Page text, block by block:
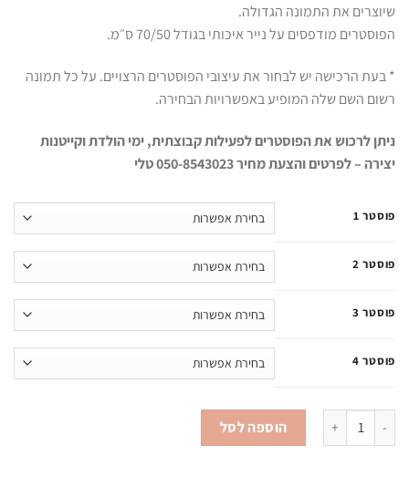
שיוצרים את התמונה הגדולה.
הפוסטרים מודפסים על נייר איכותי בגודל 70/50 ס״מ.
* בעת הרכישה יש לבחור את עיצובי הפוסטרים הרצויים. על כל תמונה
רשום השם שלה המופיע באפשרויות הבחירה.
ניתן לרכוש את הפוסטרים לפעילות קבוצתית, ימי הולדת וקייטנות
יצירה – לפרטים והצעת מחיר 050-8543023 טלי
פוסטר 1
פוסטר 2
פוסטר 3
פוסטר 4
הוספה לסל